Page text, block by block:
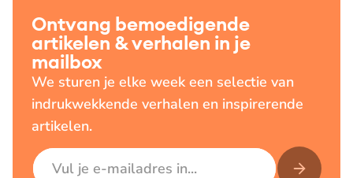
Ontvang bemoedigende
artikelen & verhalen in je
mailbox
We sturen je elke week een selectie van
indrukwekkende verhalen en inspirerende
artikelen.
E-mailadres